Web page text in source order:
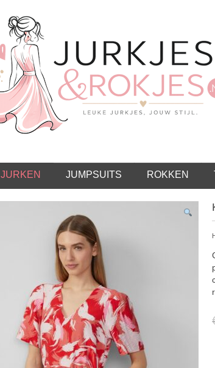
JURKEN JUMPSUITS ROKKEN